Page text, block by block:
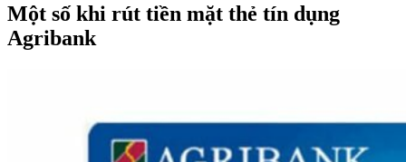
Một số khi rút tiền mặt thẻ tín dụng
Agribank